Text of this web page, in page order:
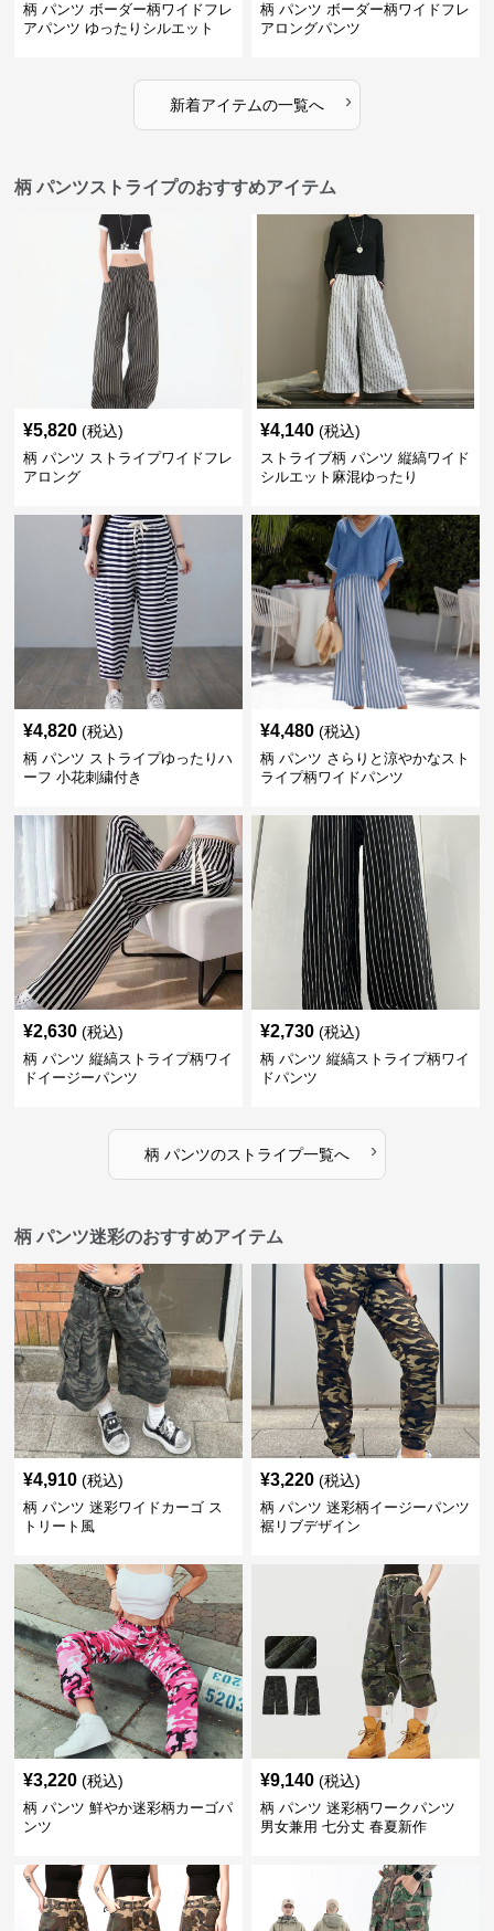
柄 パンツ ボーダー柄ワイドフレ
アパンツ ゆったりシルエット
柄 パンツ ボーダー柄ワイドフレ
アロングパンツ
新着アイテムの一覧へ ›
柄 パンツストライプのおすすめアイテム
¥5,820 (税込)
柄 パンツ ストライプワイドフレ
アロング
¥4,140 (税込)
ストライブ柄 パンツ 縦縞ワイド
シルエット麻混ゆったり
¥4,820 (税込)
柄 パンツ ストライプゆったりハ
ーフ 小花刺繍付き
¥4,480 (税込)
柄 パンツ さらりと涼やかなスト
ライプ柄ワイドパンツ
¥2,630 (税込)
柄 パンツ 縦縞ストライプ柄ワイ
ドイージーパンツ
¥2,730 (税込)
柄 パンツ 縦縞ストライプ柄ワイ
ドパンツ
柄 パンツのストライプ一覧へ ›
柄 パンツ迷彩のおすすめアイテム
¥4,910 (税込)
柄 パンツ 迷彩ワイドカーゴ ス
トリート風
¥3,220 (税込)
柄 パンツ 迷彩柄イージーパンツ
裾リブデザイン
¥3,220 (税込)
柄 パンツ 鮮やか迷彩柄カーゴパ
ンツ
¥9,140 (税込)
柄 パンツ 迷彩柄ワークパンツ
男女兼用 七分丈 春夏新作